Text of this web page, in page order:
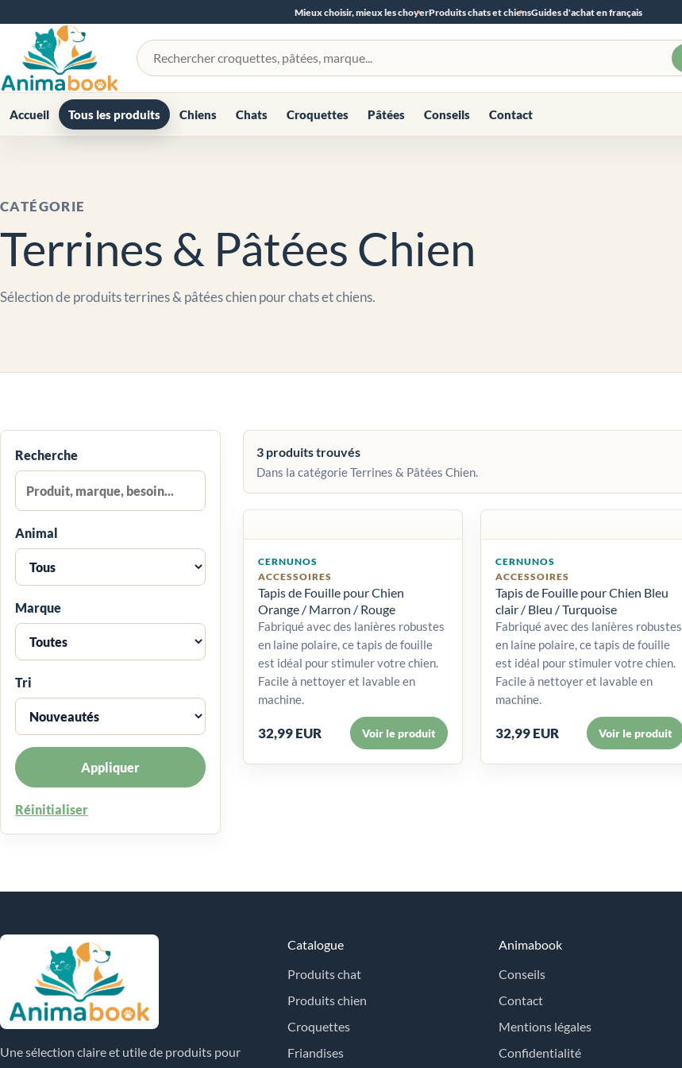
Mieux choisir, mieux les choyerProduits chats et chiensGuides d'achat en français
Rechercher un produit
Accueil Tous les produits Chiens Chats Croquettes Pâtées Conseils Contact
CATÉGORIE
Terrines & Pâtées Chien
Sélection de produits terrines & pâtées chien pour chats et chiens.
Recherche
Animal
Marque
Tri
Appliquer
Réinitialiser
3 produits trouvés
Dans la catégorie Terrines & Pâtées Chien.
CERNUNOS
ACCESSOIRES
Tapis de Fouille pour Chien
Orange / Marron / Rouge
Fabriqué avec des lanières robustes
en laine polaire, ce tapis de fouille
est idéal pour stimuler votre chien.
Facile à nettoyer et lavable en
machine.
32,99 EUR Voir le produit
CERNUNOS
ACCESSOIRES
Tapis de Fouille pour Chien Bleu
clair / Bleu / Turquoise
Fabriqué avec des lanières robustes
en laine polaire, ce tapis de fouille
est idéal pour stimuler votre chien.
Facile à nettoyer et lavable en
machine.
32,99 EUR Voir le produit
Une sélection claire et utile de produits pour
Catalogue
Produits chat
Produits chien
Croquettes
Friandises
Animabook
Conseils
Contact
Mentions légales
Confidentialité